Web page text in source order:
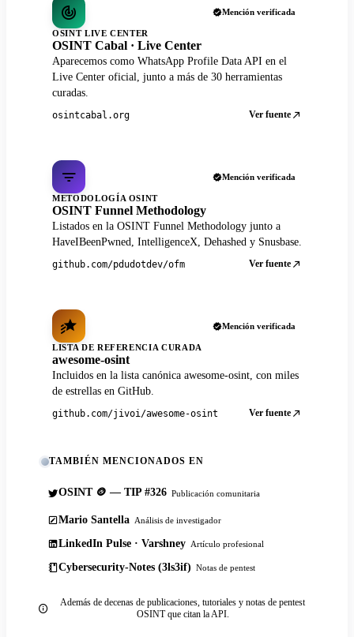
Mención verificada
OSINT LIVE CENTER
OSINT Cabal · Live Center
Aparecemos como WhatsApp Profile Data API en el
Live Center oficial, junto a más de 30 herramientas
curadas.
osintcabal.org Ver fuente
Mención verificada
METODOLOGÍA OSINT
OSINT Funnel Methodology
Listados en la OSINT Funnel Methodology junto a
HaveIBeenPwned, IntelligenceX, Dehashed y Snusbase.
github.com/pdudotdev/ofm Ver fuente
Mención verificada
LISTA DE REFERENCIA CURADA
awesome-osint
Incluidos en la lista canónica awesome-osint, con miles
de estrellas en GitHub.
github.com/jivoi/awesome-osint Ver fuente
TAMBIÉN MENCIONADOS EN
OSINT 🪙 — TIP #326 Publicación comunitaria
Mario Santella Análisis de investigador
LinkedIn Pulse · Varshney Artículo profesional
Cybersecurity-Notes (3ls3if) Notas de pentest
Además de decenas de publicaciones, tutoriales y notas de pentest
OSINT que citan la API.